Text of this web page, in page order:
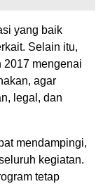
yang baik
Selain itu,
2017 mengenai
agar
legal, dan
mendampingi,
kegiatan.
tetap